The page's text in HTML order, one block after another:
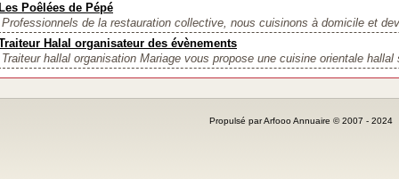
Poêlées de Pépé
Professionnels de la restauration collective, nous cuisinons à domicile et
Halal organisateur des évènements
Traiteur hallal organisation Mariage vous propose une cuisine orientale hallal
Propulsé par Arfooo Annuaire © 2007 -